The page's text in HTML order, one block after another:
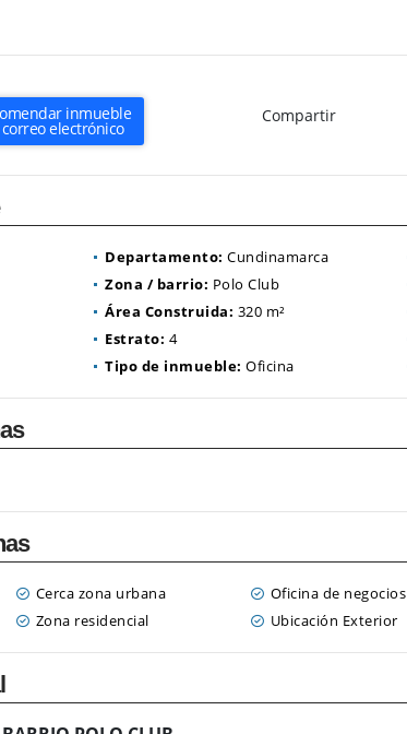
inmueble
electrónico
Compartir
Departamento: Cundinamarca
Zona / barrio: Polo Club
Área Construida: 320 m²
Estrato: 4
Tipo de inmueble: Oficina
Cerca zona urbana Oficina de negocios
Zona residencial Ubicación Exterior